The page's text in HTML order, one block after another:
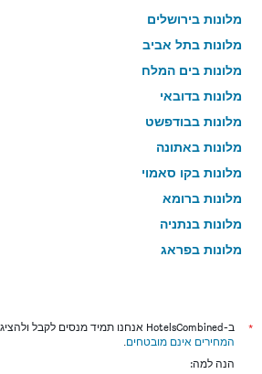
מלונות בירושלים
מלונות בתל אביב
מלונות בים המלח
מלונות בדובאי
מלונות בבודפשט
מלונות באתונה
מלונות בקו סאמוי
מלונות ברומא
מלונות בנתניה
מלונות בפראג
מלונות בניו יורק
מלונות בבנגקוק
*
ב-HotelsCombined אנחנו תמיד מנסים לקבל ולהציג תמחור מדויק, עם זאת,
המחירים אינם מובטחים.
הנה למה: